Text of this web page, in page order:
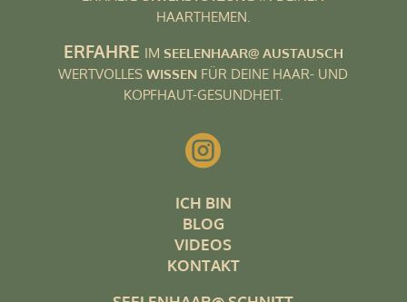
HAARTHEMEN.
ERFAHRE IM SEELENHAAR@ AUSTAUSCH
WERTVOLLESWISSEN FÜR DEINE HAAR- UND
KOPFHAUT-GESUNDHEIT.

ICH BIN
BLOG
VIDEOS
KONTAKT